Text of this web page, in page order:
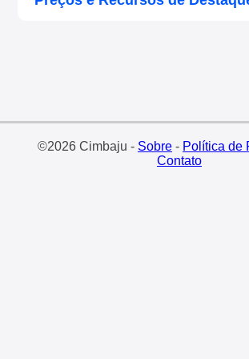
©2026 Cimbaju - Sobre- Política de
Contato